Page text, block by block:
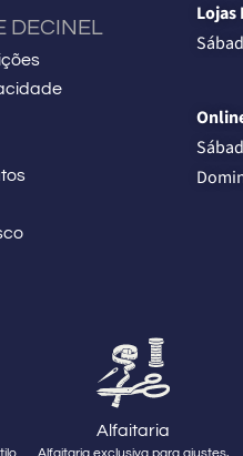
DECINEL
Lojas
Alfaitaria
Alfaitaria exclusiva para ajustes,